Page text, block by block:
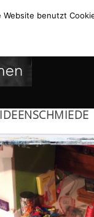
IDEENSCHMIEDE
Website benutzt